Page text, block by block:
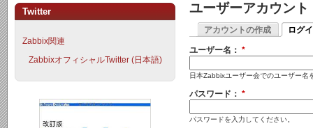
ユーザーアカウント
アカウントの作成 ログ
ユーザー名： *
日本Zabbixユーザー会でのユーザー名
パスワード： *
パスワードを入力してください。
Twitter
Zabbix関連
ZabbixオフィシャルTwitter (日本語)